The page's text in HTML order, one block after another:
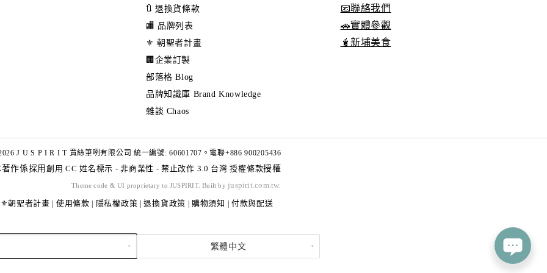
🔃 退換貨條款
🏬 品牌列表
⚜️ 朝聖者計畫
🏢企業訂製
部落格 Blog
品牌知識庫 Brand Knowledge
雜談 Chaos
📧聯絡我們
🚗實體參觀
🧋新埔美食
J U S P I R I T 賈絲筆咧有限公司 統一編號: 60601707。電聯+886 900205436
著作係採用創用 CC 姓名標示 - 非商業性 - 禁止改作 3.0 台灣 授權條款授權
Theme code & UI proprietary to JUSPIRIT. Built by juspirit.com.tw
⚜️朝聖者計畫 使用條款 隱私權政策 |退換貨政策 購物須知 付款與配送